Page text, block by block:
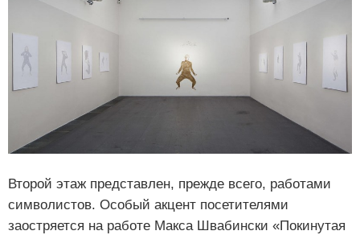
Второй этаж представлен, прежде всего, работами
символистов. Особый акцент посетителями
заостряется на работе Макса Швабински «Покинутая